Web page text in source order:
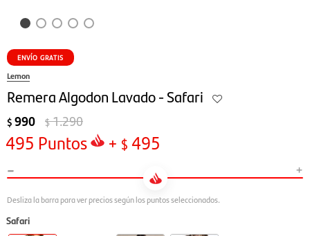
ENVÍO GRATIS
Lemon
Remera Algodon Lavado - Safari
$ 990 $1.290
495 Puntos + $ 495
- +
Safari